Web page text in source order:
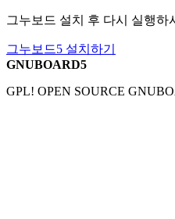
그누보드 설치 후 다시 실행하
그누보드5 설치하기
GNUBOARD5
GPL! OPEN SOURCE